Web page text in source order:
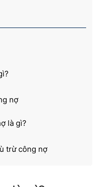
nợ
là gì?
trừ công nợ